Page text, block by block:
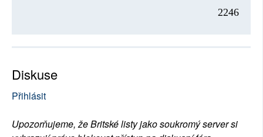
2246
Diskuse
Přihlásit
Upozorňujeme, že Britské listy jako soukromý server si